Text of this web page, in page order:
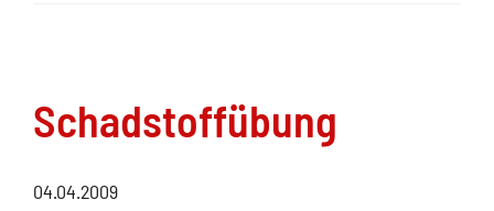
Schadstoffübung
04.04.2009